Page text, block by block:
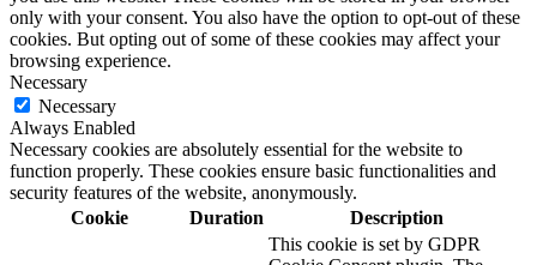
only with your consent. You also have the option to opt-out of these
cookies. But opting out of some of these cookies may affect your
browsing experience.
Necessary
Necessary
Always Enabled
Necessary cookies are absolutely essential for the website to
function properly. These cookies ensure basic functionalities and
security features of the website, anonymously.
Cookie
Duration Description
This cookie is set by GDPR